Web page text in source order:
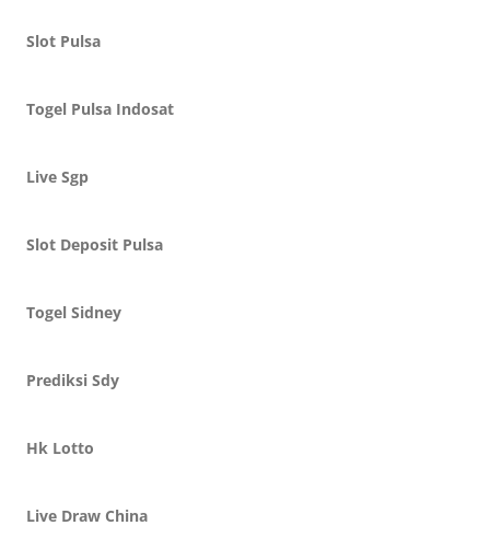
Slot Pulsa
Togel Pulsa Indosat
Live Sgp
Slot Deposit Pulsa
Togel Sidney
Prediksi Sdy
Hk Lotto
Live Draw China